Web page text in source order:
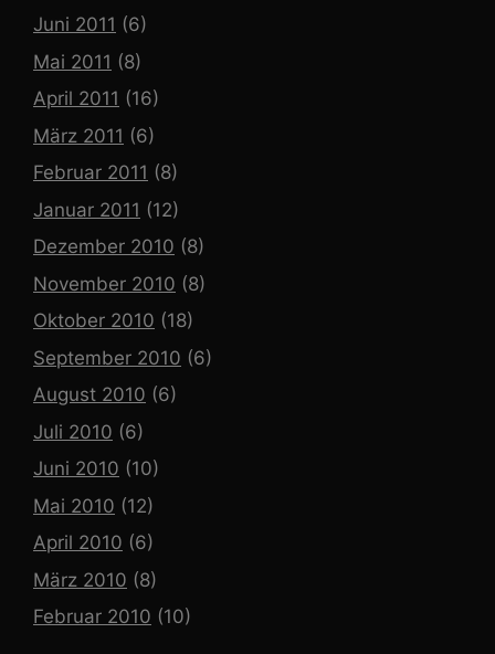
Juni 2011 (6)
Mai 2011 (8)
April 2011 (16)
März 2011 (6)
Februar 2011 (8)
Januar 2011 (12)
Dezember 2010 (8)
November 2010 (8)
Oktober 2010 (18)
September 2010 (6)
August 2010 (6)
Juli 2010 (6)
Juni 2010 (10)
Mai 2010 (12)
April 2010 (6)
März 2010 (8)
Februar 2010 (10)